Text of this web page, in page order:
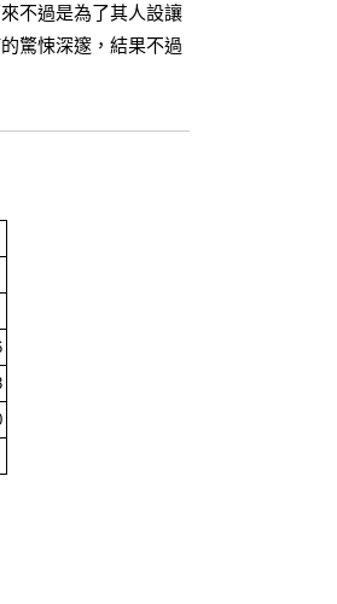
不過是為了其人設讓
驚悚深邃，結果不過